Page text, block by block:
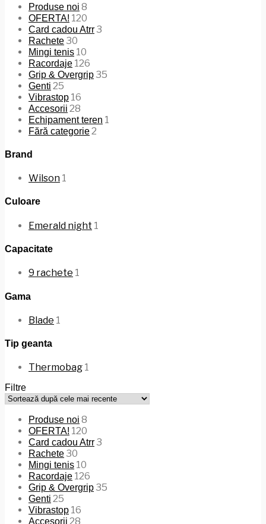
Produse noi 8
OFERTA! 120
Card cadou Atrr3
Rachete30
Mingi tenis 10
Racordaje 126
Grip & Overgrip35
Genti 25
Vibrastop 16
Accesorii 28
Echipament teren 1
Fără categorie2
Brand
Wilson 1
Culoare
Emerald night 1
Capacitate
9 rachete 1
Gama
Blade 1
Tip geanta
Thermobag 1
Filtre
Produse noi 8
OFERTA! 120
Card cadou Atrr3
Rachete30
Mingi tenis 10
Racordaje 126
Grip & Overgrip35
Genti 25
Vibrastop 16
Accesorii 28